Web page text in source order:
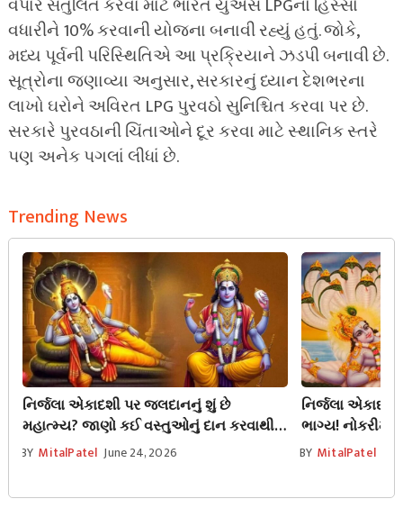
વેપાર સંતુલિત કરવા માટે ભારત યુએસ LPGનો હિસ્સો
વધારીને 10% કરવાની યોજના બનાવી રહ્યું હતું. જોકે,
મધ્ય પૂર્વની પરિસ્થિતિએ આ પ્રક્રિયાને ઝડપી બનાવી છે.
સૂત્રોના જણાવ્યા અનુસાર, સરકારનું ધ્યાન દેશભરના
લાખો ઘરોને અવિરત LPG પુરવઠો સુનિશ્ચિત કરવા પર છે.
સરકારે પુરવઠાની ચિંતાઓને દૂર કરવા માટે સ્થાનિક સ્તરે
પણ અનેક પગલાં લીધાં છે.
Trending News
નિર્જલા એકાદશી પર જલદાનનું શું છે
મહાત્મ્ય? જાણો કઈ વસ્તુઓનું દાન કરવાથી
ભગવાન વિષ્ણુ થશે પ્રસન્ન
BY MitalPatel June 24, 2026
નિર્જલા
ભાગ્ય!
ધનલાભના
BY MitalPatel